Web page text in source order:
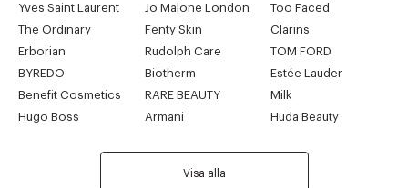
Yves Saint Laurent
Jo Malone London
Too Faced
The Ordinary
Fenty Skin
Clarins
Erborian
Rudolph Care
TOM FORD
BYREDO
Biotherm
Estée Lauder
Benefit Cosmetics
RARE BEAUTY
Milk
Hugo Boss
Armani Huda Beauty
Visa alla